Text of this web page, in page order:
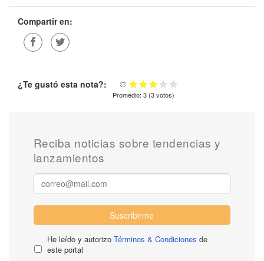
Compartir en:
¿Te gustó esta nota?:
Promedio: 3 (3votos)
Reciba noticias sobre tendencias y
lanzamientos
Suscribirme
He leído y autorizo Términos & Condiciones de
este portal